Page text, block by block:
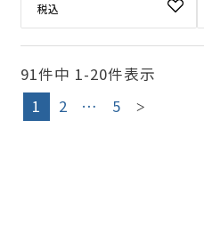
税込
91件中 1-20件表示
1
2 … 5